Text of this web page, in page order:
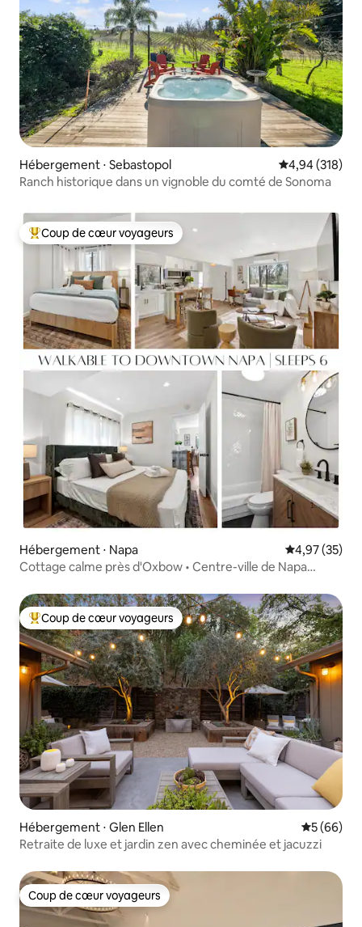
Hébergement ⋅ Sebastopol Évaluation
4,94 (318)
Ranch historique dans un vignoble du comté de Sonoma
Coups de cœur voyageurs les plus appréciés
Coup de cœur voyageurs
Hébergement ⋅ Napa Évaluation
4,97 (35)
Cottage calme près d'Oxbow • Centre-ville de Napa
Coups de cœur voyageurs les plus appréciés
Coup de cœur voyageurs
Hébergement ⋅ Glen Ellen
5 (66)
Retraite de luxe et jardin zen avec cheminée et jacuzzi
Coup de cœur voyageurs
Coup de cœur voyageurs